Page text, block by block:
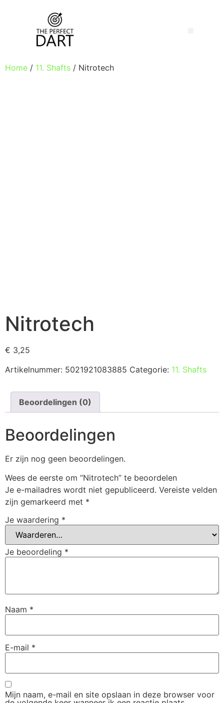
Home / 11. Shafts / Nitrotech
Nitrotech
€ 3,25
Artikelnummer: 5021921083885 Categorie: 11. Shafts
Beoordelingen (0)
Beoordelingen
Er zijn nog geen beoordelingen.
Wees de eerste om “Nitrotech” te beoordelen
Je e-mailadres wordt niet gepubliceerd. Vereiste velden
zijn gemarkeerd met *
Je waardering *
Je beoordeling *
Naam *
E-mail *
Mijn naam, e-mail en site opslaan in deze browser voor